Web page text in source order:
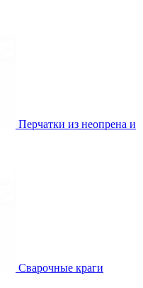
Перчатки из неопрена и
Сварочные краги